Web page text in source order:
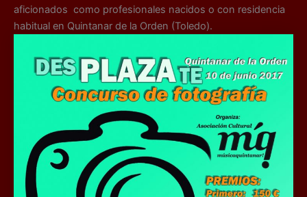
aficionados como profesionales nacidos o con residencia
habitual en Quintanar de la Orden (Toledo).